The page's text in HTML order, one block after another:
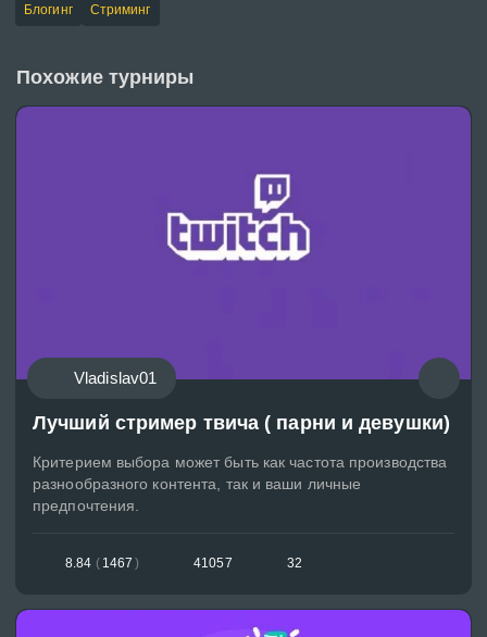
Блогинг Стриминг
Похожие турниры
Vladislav01
Лучший стример твича ( парни и девушки)
Критерием выбора может быть как частота производства
разнообразного контента, так и ваши личные
предпочтения.
8.84 ( 1467 ) 41057 32